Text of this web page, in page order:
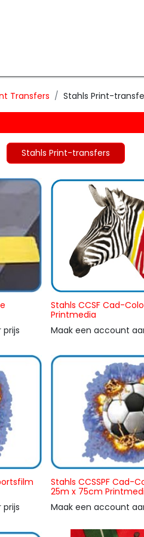
Transfers Stahls Print-
Stahls Print-transfers
Stahls CCSF Cad-
Printmedia
Maak een account
Stahls CCSSPF Cad-
25m x 75cm
Maak een account